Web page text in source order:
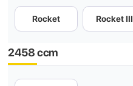
Rocket Rocket III
2458 ccm